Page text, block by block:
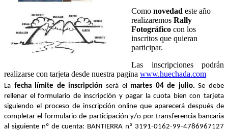
Como novedad este año
realizaremos Rally
Fotográfico con los
inscritos que quieran
participar.
Las inscripciones podrán
realizarse con tarjeta desde nuestra pagina www.huechada.com
La fecha límite de inscripción será el martes 04 de julio.Se debe
rellenar el formulario de inscripción y pagar la cuota bien con tarjeta
siguiendo el proceso de inscripción online que aparecerá después de
completar el formulario de participación y/o por transferencia bancaria
al siguiente nº de cuenta: BANTIERRA nº 3191-0162-99-4786967127